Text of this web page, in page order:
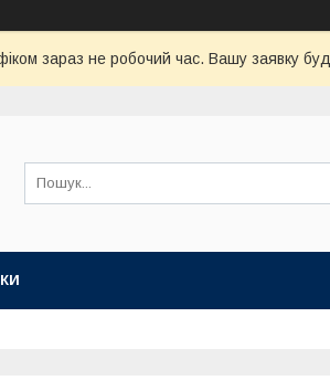
зараз не робочий час. Вашу заявку